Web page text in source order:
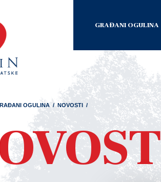
GRAĐANI OGULINA
OGULINA / NOVOSTI /